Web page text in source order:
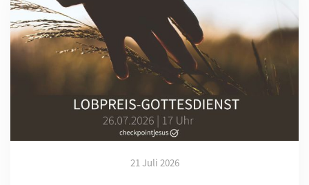
21 Juli 2026